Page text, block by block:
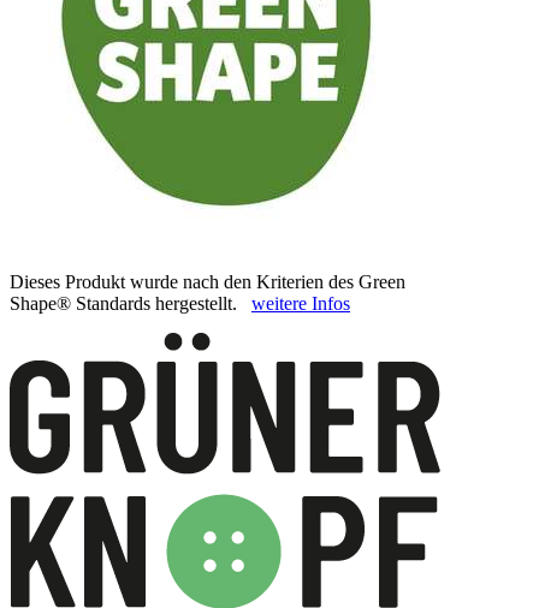
Dieses Produkt wurde nach den Kriterien des Green
Shape® Standards hergestellt. weitere Infos